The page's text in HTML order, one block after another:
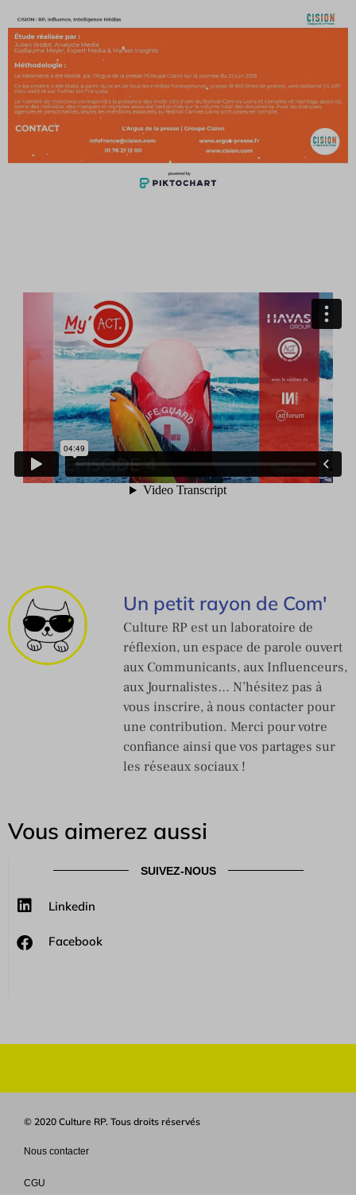
Un petit rayon de Com'
Culture RP est un laboratoire de
réflexion, un espace de parole ouvert
aux Communicants, aux Influenceurs,
aux Journalistes… N’hésitez pas à
vous inscrire, à nous contacter pour
une contribution. Merci pour votre
confiance ainsi que vos partages sur
les réseaux sociaux !
Vous aimerez aussi
SUIVEZ-NOUS
Linkedin
Facebook
© 2020 Culture RP. Tous droits réservés
Nous contacter
CGU